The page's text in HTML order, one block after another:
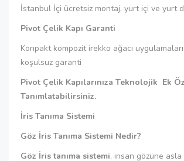
İstanbul İçi ücretsiz montaj, yurt içi ve yurt
Pivot Çelik Kapı Garanti
Konpakt kompozit irekko ağacı
koşulsuz garanti
Pivot Çelik Kapılarınıza Teknolojik Ek
Tanımlatabilirsiniz.
İris Tanıma Sistemi
Göz İris Tanıma Sistemi Nedir?
Göz İris tanıma sistemi, insan gözüne asla